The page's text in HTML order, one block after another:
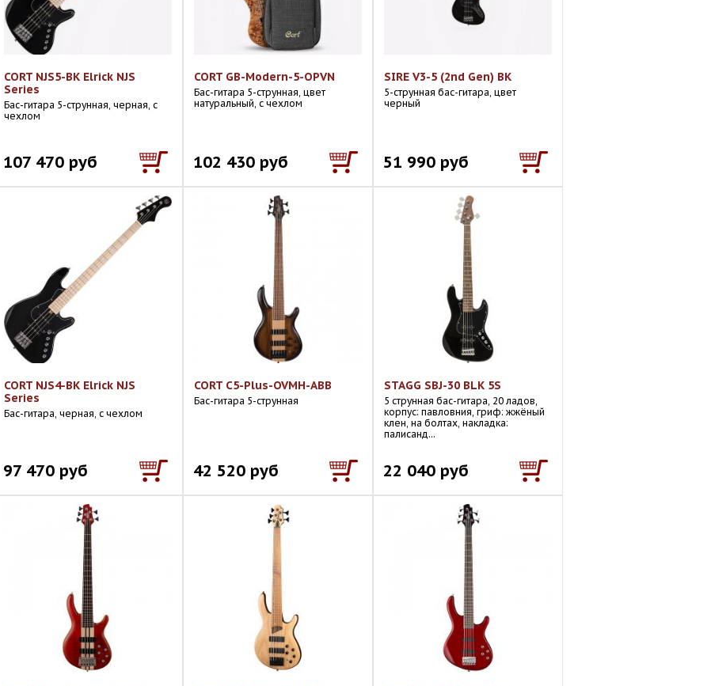
CORT NJS5-BK Elrick NJS
Series
Бас-гитара 5-струнная, черная, с
чехлом
107 470 руб
CORT GB-Modern-5-OPVN
Бас-гитара 5-струнная, цвет
натуральный, с чехлом
102 430 руб
SIRE V3-5 (2nd Gen) BK
5-струнная бас-гитара, цвет
черный
51 990 руб
CORT NJS4-BK Elrick NJS
Series
Бас-гитара, черная, с чехлом
97 470 руб
CORT C5-Plus-OVMH-ABB
Бас-гитара 5-струнная
42 520 руб
STAGG SBJ-30 BLK 5S
5 струнная бас-гитара, 20 ладов,
корпус: павловния, гриф: жжёный
клен, на болтах, накладка:
палисанд...
22 040 руб